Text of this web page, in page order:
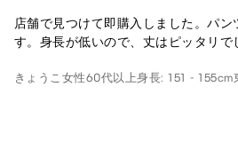
店舗で見つけて即購入しました。パン
す。身長が低いので、丈はピッタリで
きょうこ 女性60代以上身長: 151 - 155cm